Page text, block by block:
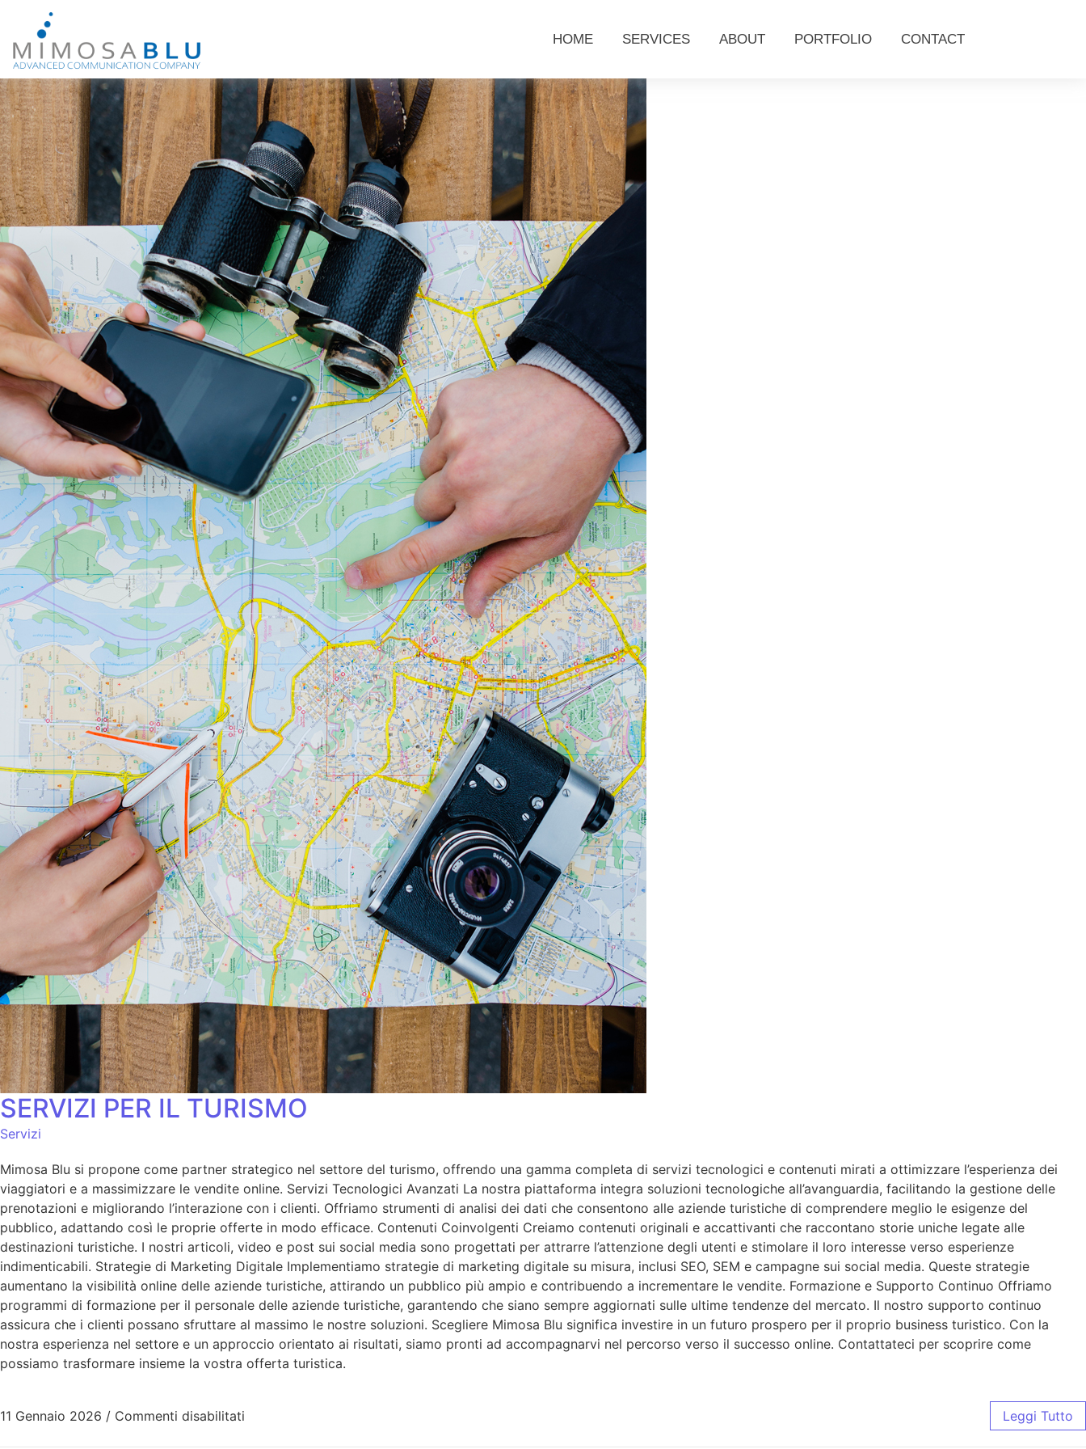
HOME SERVICES ABOUT PORTFOLIO CONTACT
SERVIZI PER IL TURISMO
Servizi
Mimosa Blu si propone come partner strategico nel settore del turismo, offrendo una gamma completa di servizi tecnologici e contenuti mirati a ottimizzare l’esperienza dei
viaggiatori e a massimizzare le vendite online. Servizi Tecnologici Avanzati La nostra piattaforma integra soluzioni tecnologiche all’avanguardia, facilitando la gestione delle
prenotazioni e migliorando l’interazione con i clienti. Offriamo strumenti di analisi dei dati che consentono alle aziende turistiche di comprendere meglio le esigenze del
pubblico, adattando così le proprie offerte in modo efficace. Contenuti Coinvolgenti Creiamo contenuti originali e accattivanti che raccontano storie uniche legate alle
destinazioni turistiche. I nostri articoli, video e post sui social media sono progettati per attrarre l’attenzione degli utenti e stimolare il loro interesse verso esperienze
indimenticabili. Strategie di Marketing Digitale Implementiamo strategie di marketing digitale su misura, inclusi SEO, SEM e campagne sui social media. Queste strategie
aumentano la visibilità online delle aziende turistiche, attirando un pubblico più ampio e contribuendo a incrementare le vendite. Formazione e Supporto Continuo Offriamo
programmi di formazione per il personale delle aziende turistiche, garantendo che siano sempre aggiornati sulle ultime tendenze del mercato. Il nostro supporto continuo
assicura che i clienti possano sfruttare al massimo le nostre soluzioni. Scegliere Mimosa Blu significa investire in un futuro prospero per il proprio business turistico. Con la
nostra esperienza nel settore e un approccio orientato ai risultati, siamo pronti ad accompagnarvi nel percorso verso il successo online. Contattateci per scoprire come
possiamo trasformare insieme la vostra offerta turistica.
11 Gennaio 2026 / Commenti disabilitati Leggi Tutto